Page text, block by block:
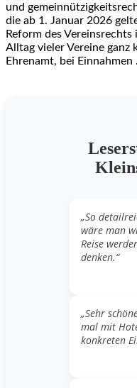
und
die ab 1. Januar 2026
Reform des
Alltag vieler Vereine ganz
Ehrenamt, bei Einnahmen
„So
wäre man
Reise
denken.“
„Sehr
mal mit
konkreten